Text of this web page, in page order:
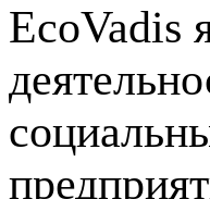
EcoVadis